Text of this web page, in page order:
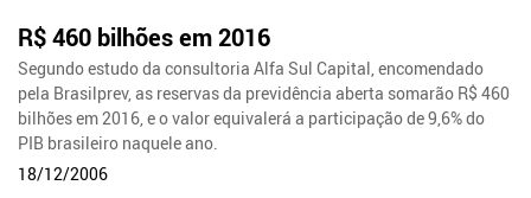
R$ 460 bilhões em 2016
Segundo estudo da consultoria Alfa Sul Capital, encomendado
pela Brasilprev, as reservas da previdência aberta somarão R$ 460
bilhões em 2016, e o valor equivalerá a participação de 9,6% do
PIB brasileiro naquele ano.
18/12/2006